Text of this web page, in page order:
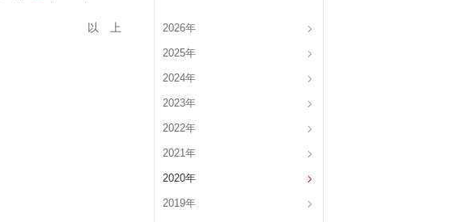
2026年
2025年
2024年
2023年
2022年
2021年
2020年
2019年
以 上